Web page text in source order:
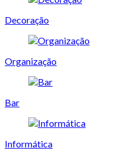
Decoração
Organização
Bar
Informática